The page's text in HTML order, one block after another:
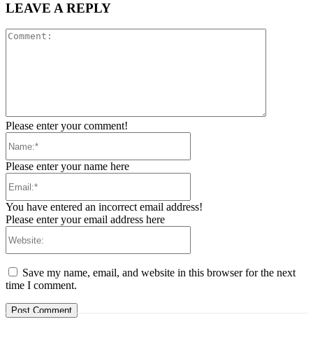
LEAVE A REPLY
Please enter your comment!
Please enter your name here
You have entered an incorrect email address!
Please enter your email address here
Save my name, email, and website in this browser for the next
time I comment.